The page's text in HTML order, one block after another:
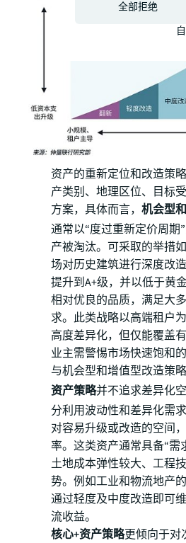
资产的重新定位和改造策
产类别、地理区位、目标
方案，具体而言， 机会型
通常以“度过重新定价周期
产被淘汰。可采取的举措
场对历史建筑进行深度改
提升到A+级，并以低于黄
相对优良的品质，满足大
求。此类战略以高端租户
高度差异化，但仅能覆盖
业主需警惕市场快速饱和的
与机会型和增值型改造策略
资产策略并不追求差异化
分利用波动性和差异化需
对容易升级或改造的空间
率。这类资产通常具备“需
土地成本弹性较大、工程
势。例如工业和物流地产
通过轻度及中度改造即可
流收益。
核心+资产策略更倾向于对
全部拒绝